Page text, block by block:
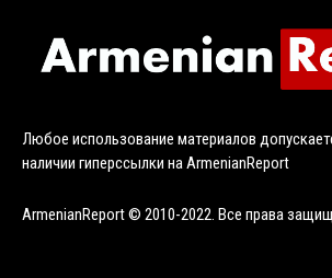
Любое использование материалов
наличии гиперссылки на ArmenianReport
ArmenianReport © 2010-2022. Все права